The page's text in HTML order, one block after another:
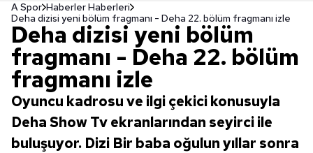
A Spor Haberler Haberleri
Deha dizisi yeni bölüm fragmanı - Deha 22. bölüm fragmanı izle
Deha dizisi yeni bölüm
fragmanı - Deha 22. bölüm
fragmanı izle
Oyuncu kadrosu ve ilgi çekici konusuyla
Deha Show Tv ekranlarından seyirci ile
buluşuyor. Dizi Bir baba oğulun yıllar sonra